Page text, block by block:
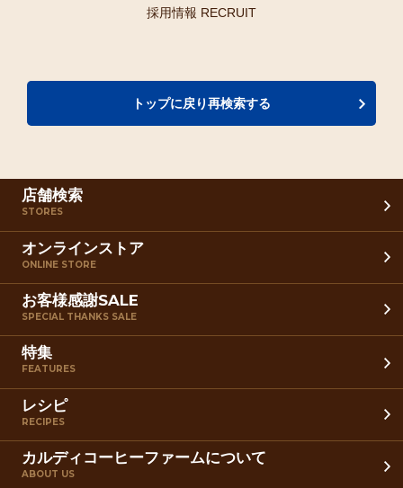
採用情報 RECRUIT
トップに戻り再検索する
店舗検索
STORES
オンラインストア
ONLINE STORE
お客様感謝SALE
SPECIAL THANKS SALE
特集
FEATURES
レシピ
RECIPES
カルディコーヒーファームについて
ABOUT US